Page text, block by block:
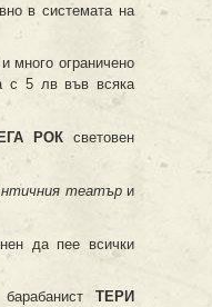
в системата на
много ограничено
с 5 лв във всяка
РОК световен
театъри
да пее всички
ТЕРИ